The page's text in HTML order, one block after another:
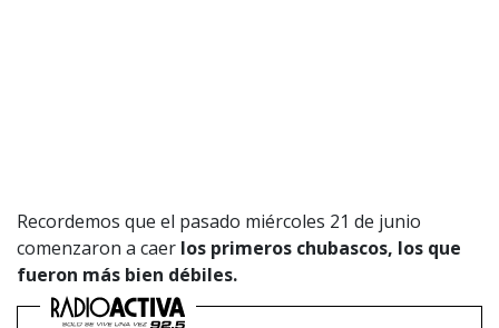
Recordemos que el pasado miércoles 21 de junio
comenzaron a caer los primeros chubascos, los que
fueron más bien débiles.